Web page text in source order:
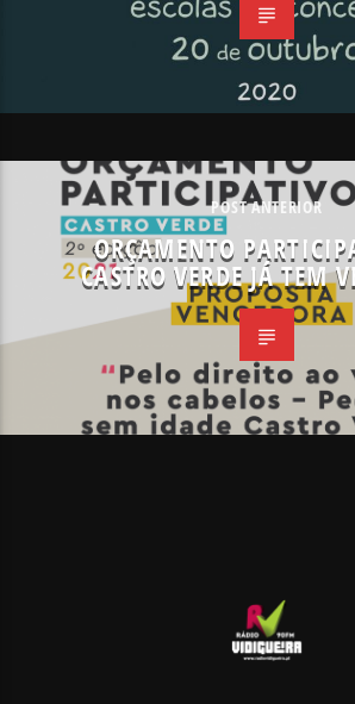
POST ANTERIOR
ORÇAMENTO
CASTRO VERDE JÁ TEM